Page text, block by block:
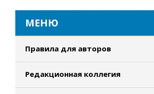
МЕНЮ
Правила для авторов
Редакционная коллегия